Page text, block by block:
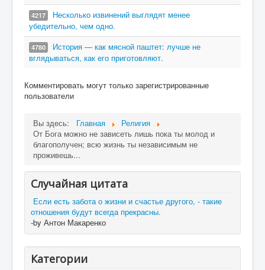
4217
Несколько извинений выглядят менее
убедительно, чем одно.
4780
История — как мясной паштет: лучше не
вглядываться, как его приготовляют.
Комментировать могут только зарегистрированные
пользователи
Вы здесь: Главная
Религия
От Бога можно не зависеть лишь пока ты молод и
благополучен; всю жизнь ты независимым не
проживешь...
Случайная цитата
Если есть забота о жизни и счастье другого, - такие
отношения будут всегда прекрасны.
-by Антон Макаренко
Категории